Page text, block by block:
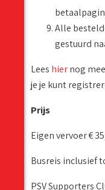
Alle
gestuurd
Lees hiernog
je je kunt
Prijs
Eigen vervoer €
Busreis inclusief
PSV Supporters